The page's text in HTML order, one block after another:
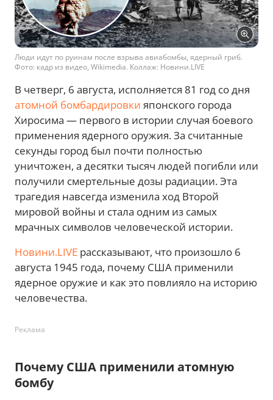
Люди идут по руинам после взрыва авиабомбы, ядерный гриб.
Фото: кадр из видео, Wikimedia. Коллаж: Новини.LIVE
В четверг, 6 августа, исполняется 81 год со дня
атомной бомбардировки японского города
Хиросима — первого в истории случая боевого
применения ядерного оружия. За считанные
секунды город был почти полностью
уничтожен, а десятки тысяч людей погибли или
получили смертельные дозы радиации. Эта
трагедия навсегда изменила ход Второй
мировой войны и стала одним из самых
мрачных символов человеческой истории.
Новини.LIVE рассказывают, что произошло 6
августа 1945 года, почему США применили
ядерное оружие и как это повлияло на историю
человечества.
Реклама
Почему США применили атомную
бомбу